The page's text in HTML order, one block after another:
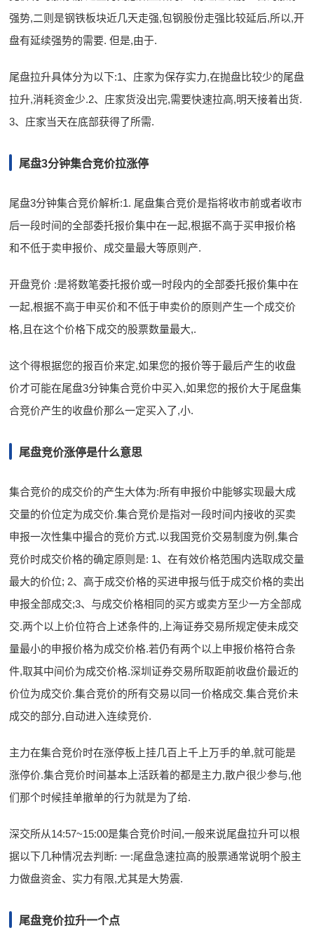
强势,二则是钢铁板块近几天走强,包钢股份走强比较延后,所以,开
盘有延续强势的需要. 但是,由于.
尾盘拉升具体分为以下:1、庄家为保存实力,在抛盘比较少的尾盘
拉升,消耗资金少.2、庄家货没出完,需要快速拉高,明天接着出货.
3、庄家当天在底部获得了所需.
尾盘3分钟集合竞价拉涨停
尾盘3分钟集合竞价解析:1. 尾盘集合竞价是指将收市前或者收市
后一段时间的全部委托报价集中在一起,根据不高于买申报价格
和不低于卖申报价、成交量最大等原则产.
开盘竞价 :是将数笔委托报价或一时段内的全部委托报价集中在
一起,根据不高于申买价和不低于申卖价的原则产生一个成交价
格,且在这个价格下成交的股票数量最大,.
这个得根据您的报百价来定,如果您的报价等于最后产生的收盘
价才可能在尾盘3分钟集合竞价中买入,如果您的报价大于尾盘集
合竞价产生的收盘价那么一定买入了,小.
尾盘竞价涨停是什么意思
集合竞价的成交价的产生大体为:所有申报价中能够实现最大成
交量的价位定为成交价.集合竞价是指对一段时间内接收的买卖
申报一次性集中撮合的竞价方式.以我国竞价交易制度为例,集合
竞价时成交价格的确定原则是: 1、在有效价格范围内选取成交量
最大的价位; 2、高于成交价格的买进申报与低于成交价格的卖出
申报全部成交;3、与成交价格相同的买方或卖方至少一方全部成
交.两个以上价位符合上述条件的,上海证券交易所规定使未成交
量最小的申报价格为成交价格.若仍有两个以上申报价格符合条
件,取其中间价为成交价格.深圳证券交易所取距前收盘价最近的
价位为成交价.集合竞价的所有交易以同一价格成交.集合竞价未
成交的部分,自动进入连续竞价.
主力在集合竞价时在涨停板上挂几百上千上万手的单,就可能是
涨停价.集合竞价时间基本上活跃着的都是主力,散户很少参与,他
们那个时候挂单撤单的行为就是为了给.
深交所从14:57~15:00是集合竞价时间,一般来说尾盘拉升可以根
据以下几种情况去判断: 一:尾盘急速拉高的股票通常说明个股主
力做盘资金、实力有限,尤其是大势震.
尾盘竞价拉升一个点